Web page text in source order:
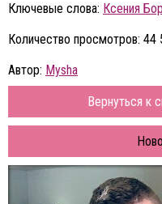
Ключевые слова: Ксения
Количество просмотров: 44
Автор: Mysha
Вернуться к